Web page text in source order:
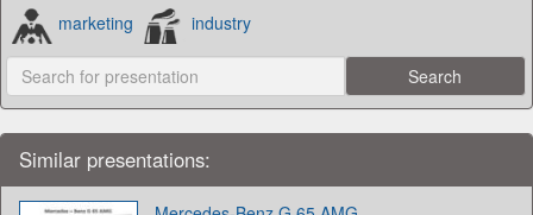
marketing industry
Similar presentations: